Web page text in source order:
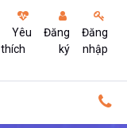
Yêu
thích
Đăng
ký
Đăng
nhập